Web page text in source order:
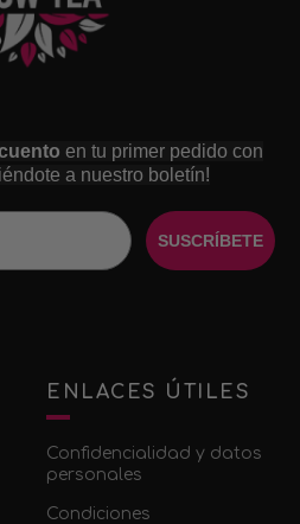
en tu primer pedido con
a nuestro boletín!
SUSCRÍBETE
ENLACES ÚTILES
Confidencialidad y datos
personales
Condiciones